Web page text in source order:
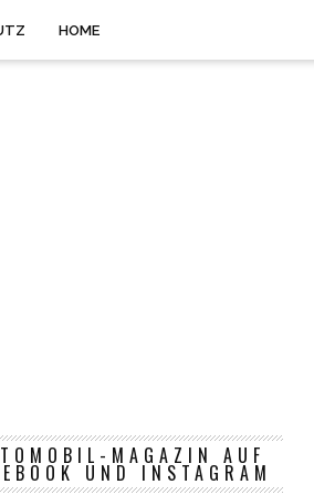
HOME
MAGAZIN AUF
UND INSTAGRAM